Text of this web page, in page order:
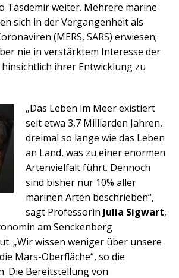
Tasdemir weiter. Mehrere marine
sich in der Vergangenheit als
(MERS, SARS) erwiesen;
nie in verstärktem Interesse der
ihrer Entwicklung zu
„Das Leben im Meer existiert
seit etwa 3,7 Milliarden Jahren,
dreimal so lange wie das Leben
an Land, was zu einer enormen
Artenvielfalt führt. Dennoch
sind bisher nur 10% aller
marinen Arten beschrieben“,
sagt Professorin Julia Sigwart,
am Senckenberg
„Wir wissen weniger über unsere
Mars-Oberfläche“, so die
Die Bereitstellung von